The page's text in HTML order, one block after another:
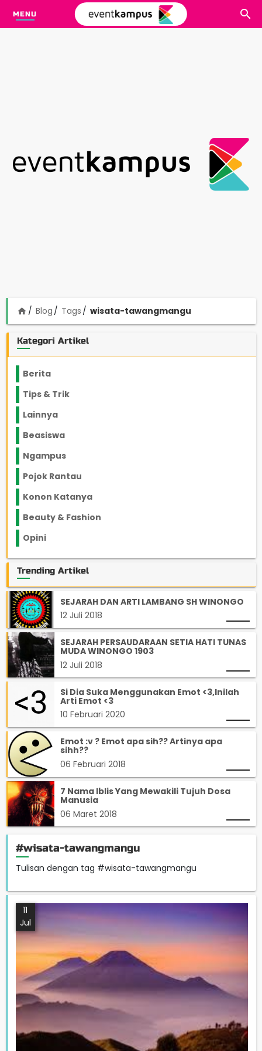
MENU
home Blog Tags wisata-tawangmangu
Kategori Artikel
Berita
Tips & Trik
Lainnya
Beasiswa
Ngampus
Pojok Rantau
Konon Katanya
Beauty & Fashion
Opini
Trending Artikel
SEJARAH DAN ARTI LAMBANG SH WINONGO
12 Juli 2018
SEJARAH PERSAUDARAAN SETIA HATI TUNAS
MUDA WINONGO 1903
12 Juli 2018
Si Dia Suka Menggunakan Emot <3,Inilah
Arti Emot <3
10 Februari 2020
Emot :v ? Emot apa sih?? Artinya apa
sihh??
06 Februari 2018
7 Nama Iblis Yang Mewakili Tujuh Dosa
Manusia
06 Maret 2018
#wisata-tawangmangu
Tulisan dengan tag #wisata-tawangmangu
11
Jul